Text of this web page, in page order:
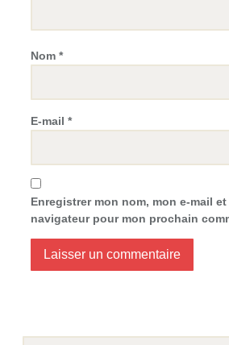
Nom *
E-mail *
Enregistrer mon nom, mon e-mail
navigateur pour mon prochain